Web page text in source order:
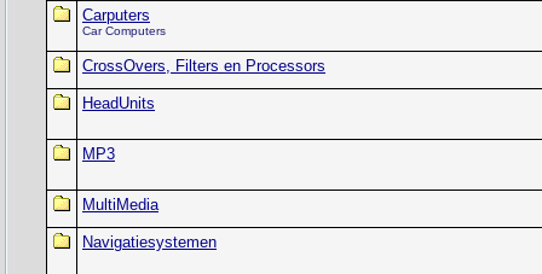
Carputers
Car Computers
CrossOvers, Filters en Processors
HeadUnits
MP3
MultiMedia
Navigatiesystemen